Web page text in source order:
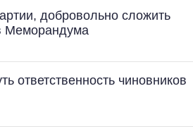
добровольно сложить
Меморандума
ответственность чиновников